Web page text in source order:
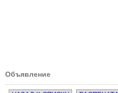
Объявление